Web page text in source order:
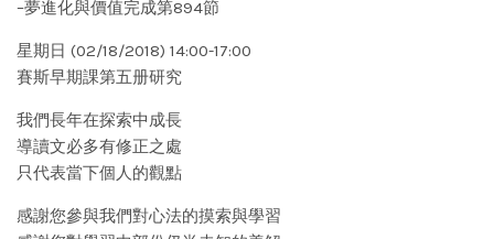
–夢進化與價值完成第894節
星期日 (02/18/2018) 14:00-17:00
賽斯早期課第五册研究
我們長年在探索中成長
導讀文必多有修正之處
只代表當下個人的觀點
感謝您參與我們對心法的摸索與學習